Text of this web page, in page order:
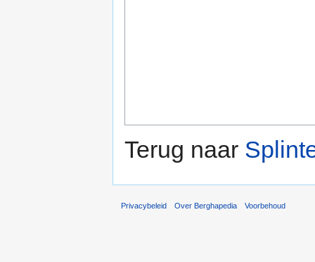
Terug naar
Privacybeleid Over Berghapedia Voorbehoud